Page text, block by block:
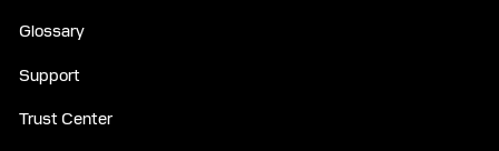
Glossary
Support
Trust Center